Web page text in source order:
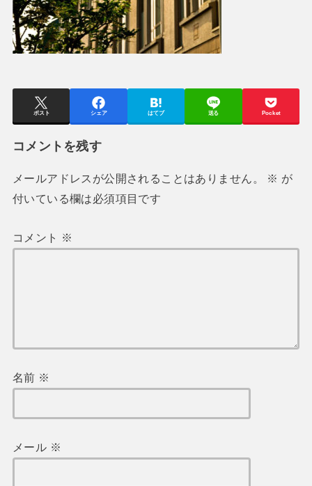
ポスト シェア はてブ 送る Pocket
コメントを残す
メールアドレスが公開されることはありません。 ※ が
付いている欄は必須項目です
コメント ※
名前 ※
メール ※